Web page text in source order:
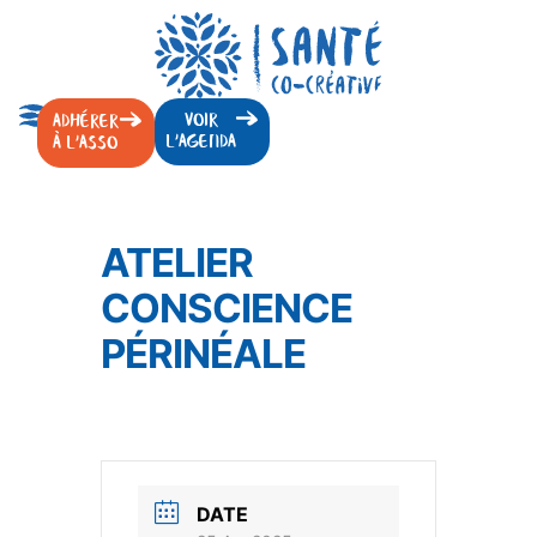
ADHÉRER
À L'ASSO
VOIR
L'AGENDA
ATELIER
CONSCIENCE
PÉRINÉALE
DATE